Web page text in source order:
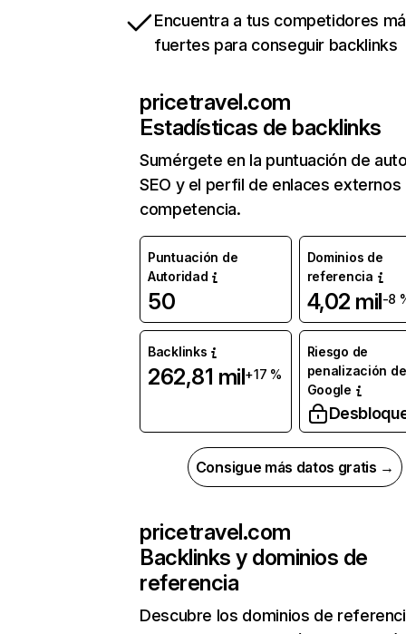
Encuentra a tus competidores
fuertes para conseguir backlinks
pricetravel.com
Estadísticas de backlinks
Sumérgete en la puntuación de
SEO y el perfil de enlaces externos
competencia.
Puntuación de
Autoridad
50
Dominios de
referencia
4,02 mil-8
Backlinks
262,81 mil+17 %
Riesgo de
penalización de
Google
Consigue más datos gratis →
pricetravel.com
Backlinks y dominios de
referencia
Descubre los dominios de